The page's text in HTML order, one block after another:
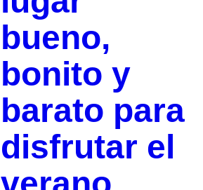
bueno,
bonito y
barato para
disfrutar el